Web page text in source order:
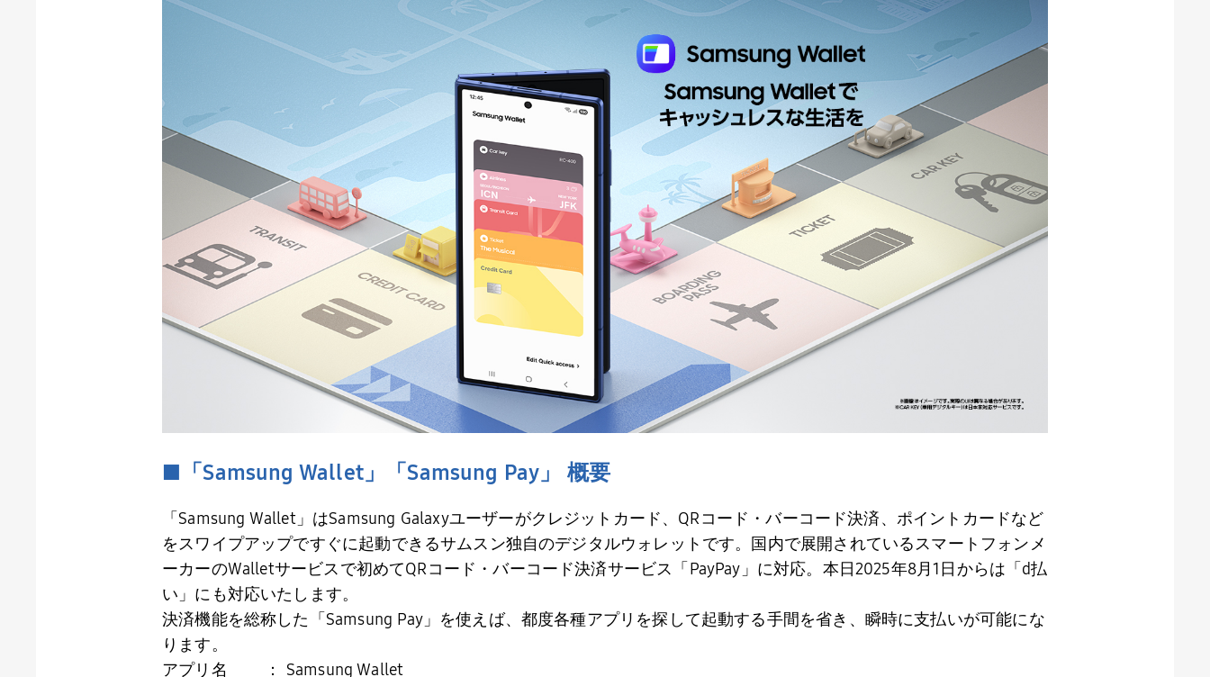
■「 Samsung Wallet」「 Samsung Pay 」 概要
「 Samsung Wallet」はSamsung Galaxyユーザーがクレジットカード、 QRコード・バーコード決済、ポイントカードなど
をスワイプアップですぐに起動できるサムスン独自のデジタルウォレットです。国内で展開されているスマートフォンメ
ーカーのWalletサービスで初めてQRコード・バーコード決済サービス「 PayPay 」に対応。本日2025年8月1 日からは「 d払
い」にも対応いたします。
決済機能を総称した「 Samsung Pay」を使えば、都度各種アプリを探して起動する手間を省き、瞬時に支払いが可能にな
ります。
アプリ名 ：
Samsung Wallet